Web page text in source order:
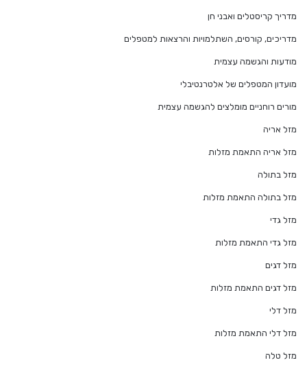
מדריך קריסטלים ואבני חן
מדריכים, קורסים, השתלמויות והרצאות למטפלים
מודעות והגשמה עצמית
מועדון המטפלים של אלטרנטיבלי
מורים רוחניים מומלצים להגשמה עצמית
מזל אריה
מזל אריה התאמת מזלות
מזל בתולה
מזל בתולה התאמת מזלות
מזל גדי
מזל גדי התאמת מזלות
מזל דגים
מזל דגים התאמת מזלות
מזל דלי
מזל דלי התאמת מזלות
מזל טלה